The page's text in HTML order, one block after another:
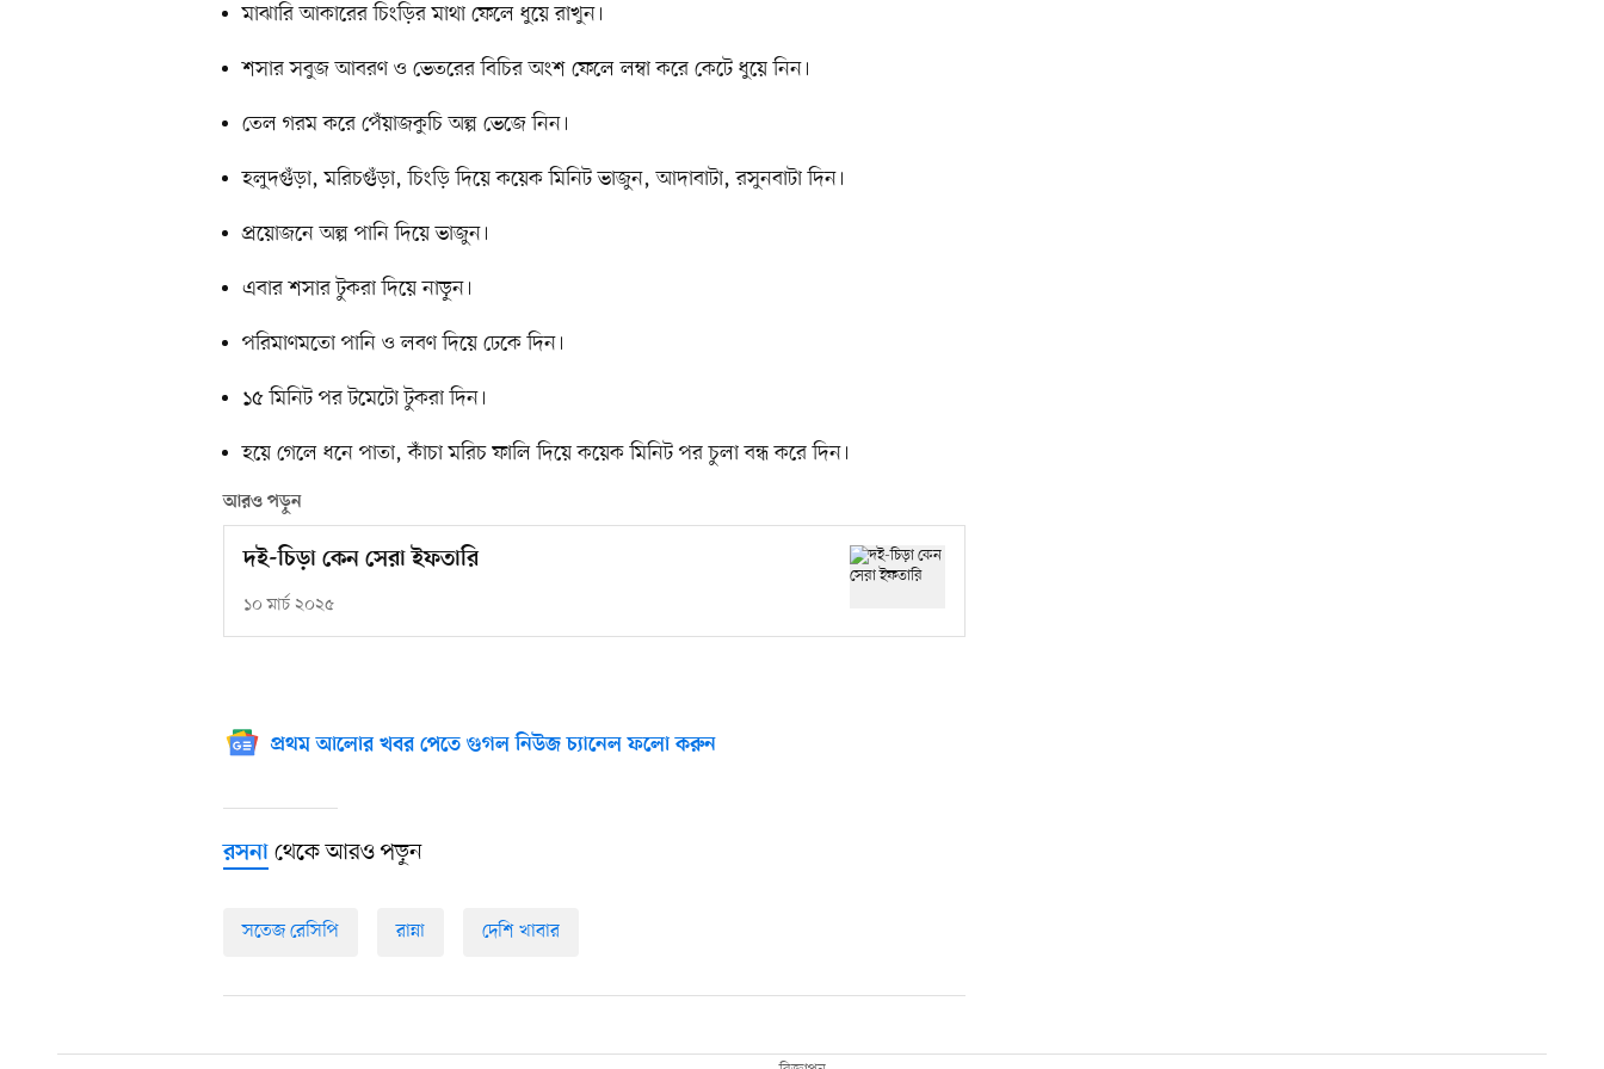
মাঝারি আকারের চিংড়ির মাথা ফেলে ধুয়ে রাখুন।
শসার সবুজ আবরণ ও ভেতরের বিচির অংশ ফেলে লম্বা করে কেটে ধুয়ে নিন।
তেল গরম করে পেঁয়াজকুচি অল্প ভেজে নিন।
হলুদগুঁড়া, মরিচগুঁড়া, চিংড়ি দিয়ে কয়েক মিনিট ভাজুন, আদাবাটা, রসুনবাটা দিন।
প্রয়োজনে অল্প পানি দিয়ে ভাজুন।
এবার শসার টুকরা দিয়ে নাড়ুন।
পরিমাণমতো পানি ও লবণ দিয়ে ঢেকে দিন।
১৫ মিনিট পর টমেটো টুকরা দিন।
হয়ে গেলে ধনে পাতা, কাঁচা মরিচ ফালি দিয়ে কয়েক মিনিট পর চুলা বন্ধ করে দিন।
আরও পড়ুন
দই-চিড়া কেন সেরা ইফতারি
১০ মার্চ ২০২৫
প্রথম আলোর খবর পেতে গুগল নিউজ চ্যানেল ফলো করুন
রসনা থেকে আরও পড়ুন
সতেজ রেসিপি রান্না দেশি খাবার